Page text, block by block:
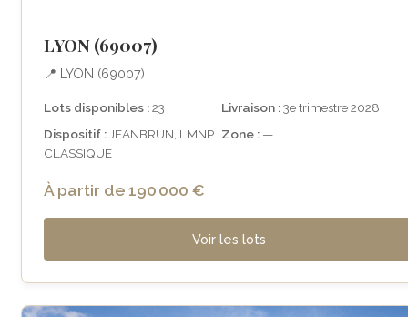
LYON (69007)
📍 LYON (69007)
Lots disponibles :23 Livraison :3e trimestre 2028
Dispositif : JEANBRUN, LMNP
CLASSIQUE
Zone : —
À partir de 190 000 €
Voir les lots